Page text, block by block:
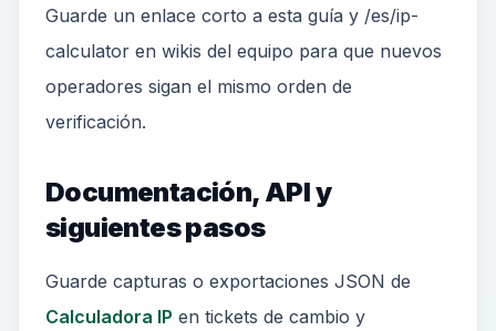
Guarde un enlace corto a esta guía y /es/ip-
calculator en wikis del equipo para que nuevos
operadores sigan el mismo orden de
verificación.
Documentación, API y
siguientes pasos
Guarde capturas o exportaciones JSON de
Calculadora IP en tickets de cambio y